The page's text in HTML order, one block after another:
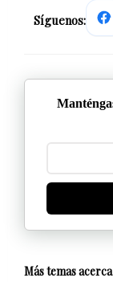
Síguenos:
Más temas